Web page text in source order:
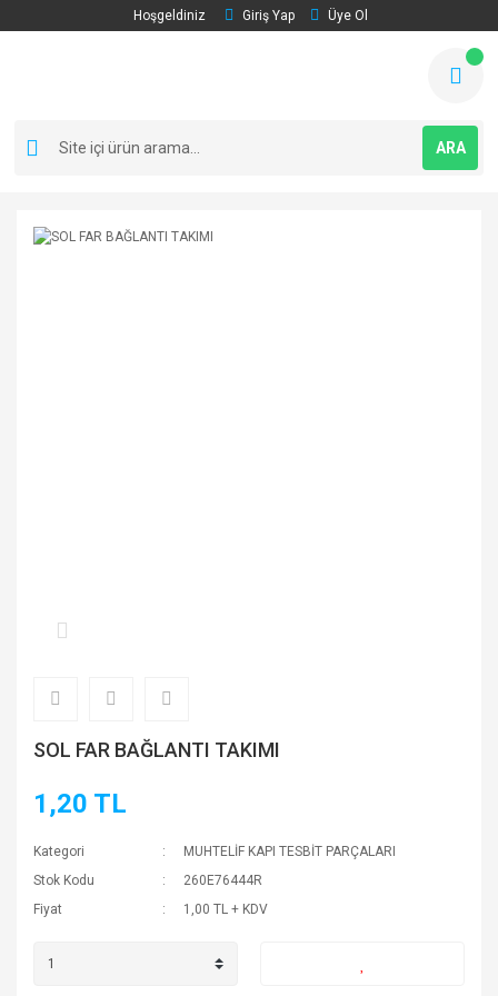
Hoşgeldiniz Giriş Yap Üye Ol
ARA
SOL FAR BAĞLANTI TAKIMI
1,20 TL
Kategori
MUHTELİF KAPI TESBİT PARÇALARI
Stok Kodu
260E76444R
Fiyat
1,00 TL + KDV